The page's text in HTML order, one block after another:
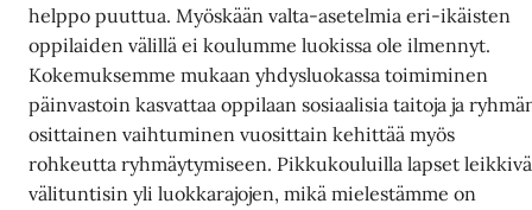
helppo puuttua. Myöskään valta-asetelmia eri-ikäisten
oppilaiden välillä ei koulumme luokissa ole ilmennyt.
Kokemuksemme mukaan yhdysluokassa toimiminen
päinvastoin kasvattaa oppilaan sosiaalisia taitoja ja
osittainen vaihtuminen vuosittain kehittää myös
rohkeutta ryhmäytymiseen. Pikkukouluilla lapset
välituntisin yli luokkarajojen, mikä mielestämme on